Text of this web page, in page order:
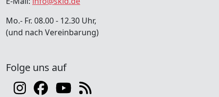
Mo.- Fr. 08.00 - 12.30 Uhr,
(und nach Vereinbarung)
Folge uns auf